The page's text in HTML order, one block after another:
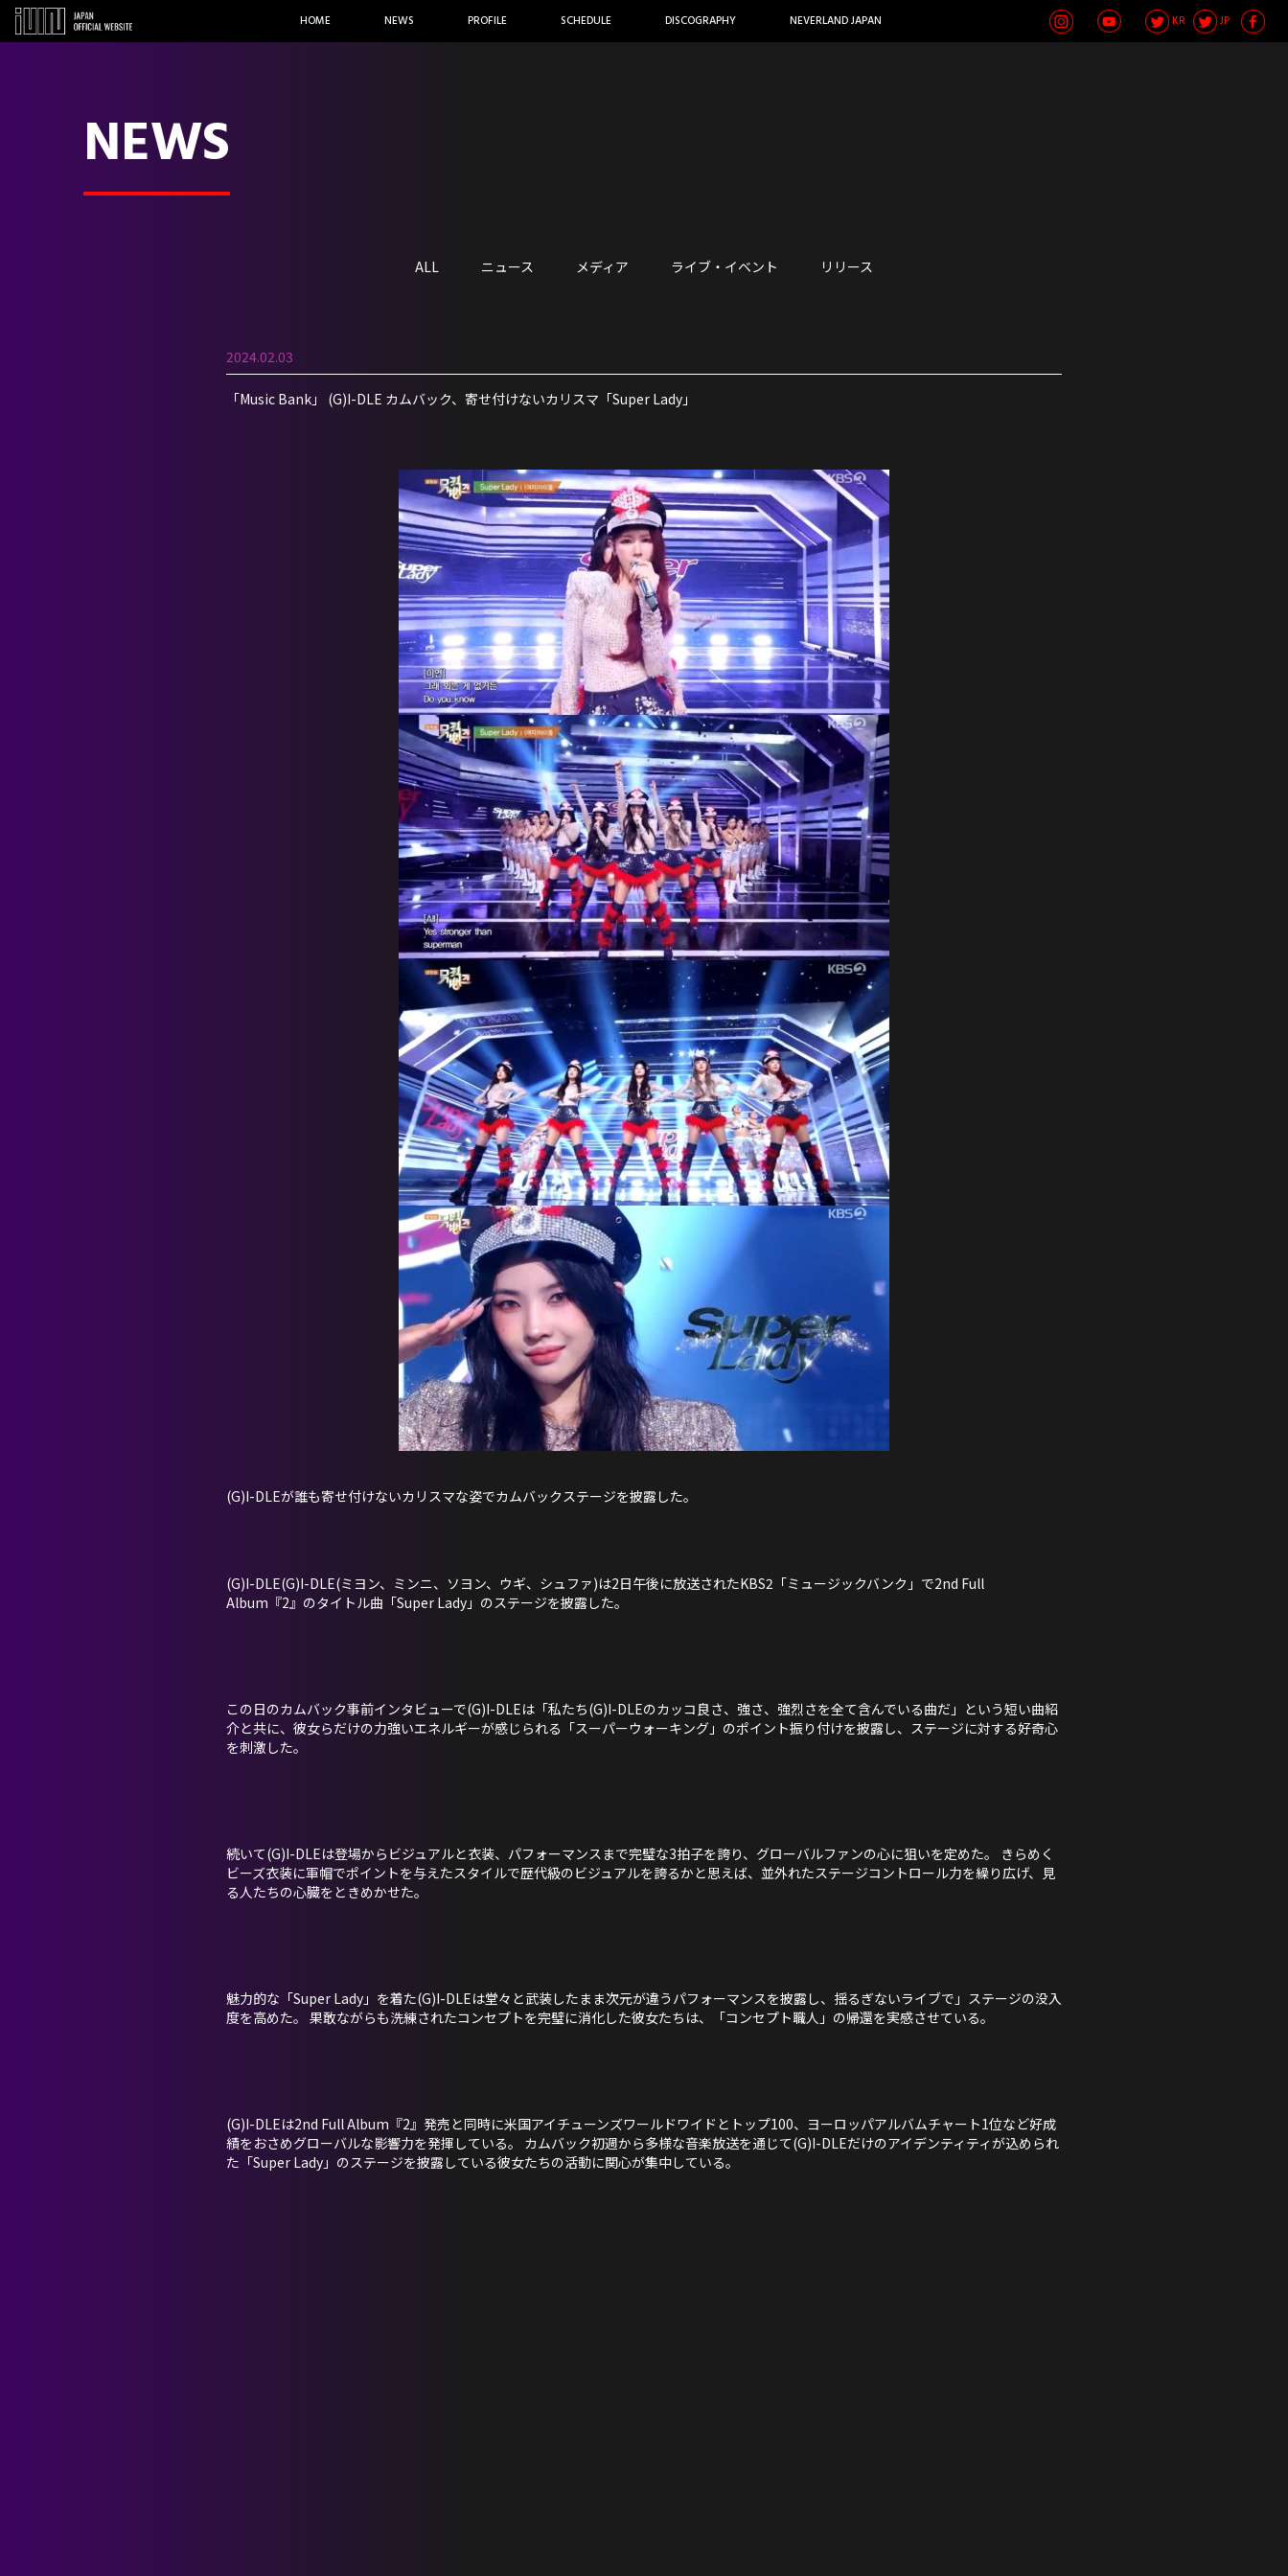
HOME NEWS PROFILE SCHEDULE DISCOGRAPHY NEVERLAND JAPAN KR JP
NEWS
ALL ニュース メディア ライブ・イベント リリース
2024.02.03
「Music Bank」 (G)I-DLE カムバック、寄せ付けないカリスマ「Super Lady」
(G)I-DLEが誰も寄せ付けないカリスマな姿でカムバックステージを披露した。
(G)I-DLE(G)I-DLE(ミヨン、ミンニ、ソヨン、ウギ、シュファ)は2日午後に放送されたKBS2「ミュージックバンク」で2nd Full
Album『2』のタイトル曲「Super Lady」のステージを披露した。
この日のカムバック事前インタビューで(G)I-DLEは「私たち(G)I-DLEのカッコ良さ、強さ、強烈さを全て含んでいる曲だ」という短い曲紹
介と共に、彼女らだけの力強いエネルギーが感じられる「スーパーウォーキング」のポイント振り付けを披露し、ステージに対する好奇心
を刺激した。
続いて(G)I-DLEは登場からビジュアルと衣装、パフォーマンスまで完璧な3拍子を誇り、グローバルファンの心に狙いを定めた。 きらめく
ビーズ衣装に軍帽でポイントを与えたスタイルで歴代級のビジュアルを誇るかと思えば、並外れたステージコントロール力を繰り広げ、見
る人たちの心臓をときめかせた。
魅力的な「Super Lady」を着た(G)I-DLEは堂々と武装したまま次元が違うパフォーマンスを披露し、揺るぎないライブで」ステージの没入
度を高めた。 果敢ながらも洗練されたコンセプトを完璧に消化した彼女たちは、「コンセプト職人」の帰還を実感させている。
(G)I-DLEは2nd Full Album『2』発売と同時に米国アイチューンズワールドワイドとトップ100、ヨーロッパアルバムチャート1位など好成
績をおさめグローバルな影響力を発揮している。 カムバック初週から多様な音楽放送を通じて(G)I-DLEだけのアイデンティティが込められ
た「Super Lady」のステージを披露している彼女たちの活動に関心が集中している。